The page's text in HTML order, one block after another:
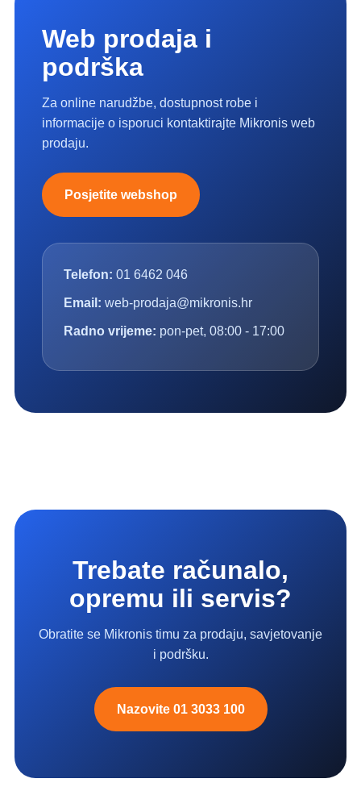
Web prodaja i
podrška
Za online narudžbe, dostupnost robe i
informacije o isporuci kontaktirajte Mikronis web
prodaju.
Posjetite webshop
Telefon: 01 6462 046
Email: web-prodaja@mikronis.hr
Radno vrijeme: pon-pet, 08:00 - 17:00
Trebate računalo,
opremu ili servis?
Obratite se Mikronis timu za prodaju, savjetovanje
i podršku.
Nazovite 01 3033 100